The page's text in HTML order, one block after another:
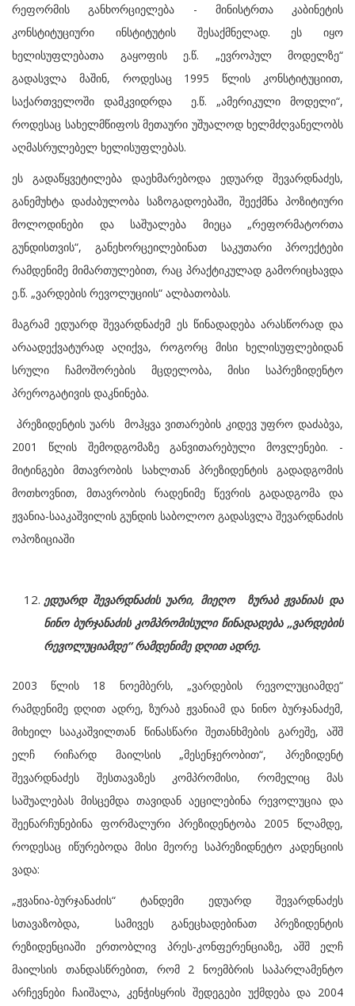
რეფორმის განხორციელება - მინისტრთა კაბინეტის
კონსტიტუციური ინსტიტუტის შესაქმნელად. ეს იყო
ხელისუფლებათა გაყოფის ე.წ. „ევროპულ მოდელზე“
გადასვლა მაშინ, როდესაც 1995 წლის კონსტიტუციით,
საქართველოში დამკვიდრდა ე.წ. „ამერიკული მოდელი“,
როდესაც სახელმწიფოს მეთაური უშუალოდ ხელმძღვანელობს
აღმასრულებელ ხელისუფლებას.
ეს გადაწყვეტილება დაეხმარებოდა ედუარდ შევარდნაძეს,
განემუხტა დაძაბულობა საზოგადოებაში, შეექმნა პოზიტიური
მოლოდინები და საშუალება მიეცა „რეფორმატორთა
გუნდისთვის“, განეხორცეილებინათ საკუთარი პროექტები
რამდენიმე მიმართულებით, რაც პრაქტიკულად გამორიცხავდა
ე.წ. „ვარდების რევოლუციის“ ალბათობას.
მაგრამ ედუარდ შევარდნაძემ ეს წინადადება არასწორად და
არაადექვატურად აღიქვა, როგორც მისი ხელისუფლებიდან
სრული ჩამოშორების მცდელობა, მისი საპრეზიდენტო
პრეროგატივის დაკნინება.
პრეზიდენტის უარს მოჰყვა ვითარების კიდევ უფრო დაძაბვა,
2001 წლის შემოდგომაზე განვითარებული მოვლენები. -
მიტინგები მთავრობის სახლთან პრეზიდენტის გადადგომის
მოთხოვნით, მთავრობის რადენიმე წევრის გადადგომა და
ჟვანია-სააკაშვილის გუნდის საბოლოო გადასვლა შევარდნაძის
ოპოზიციაში
ედუარდ შევარდნაძის უარი, მიეღო ზურაბ ჟვანიას და
ნინო ბურჯანაძის კომპრომისული წინადადება „ვარდების
რევოლუციამდე“ რამდენიმე დღით ადრე.
2003 წლის 18 ნოემბერს, „ვარდების რევოლუციამდე“
რამდენიმე დღით ადრე, ზურაბ ჟვანიამ და ნინო ბურჯანაძემ,
მიხეილ სააკაშვილთან წინასწარი შეთანხმების გარეშე, აშშ
ელჩ რიჩარდ მაილსის „მესენჯერობით“, პრეზიდენტ
შევარდნაძეს შესთავაზეს კომპრომისი, რომელიც მას
საშუალებას მისცემდა თავიდან აეცილებინა რევოლუცია და
შეენარჩუნებინა ფორმალური პრეზიდენტობა 2005 წლამდე,
როდესაც იწურებოდა მისი მეორე საპრეზიდნეტო კადენციის
ვადა:
„ჟვანია-ბურჯანაძის“ ტანდემი ედუარდ შევარდნაძეს
სთავაზობდა, სამივეს განეცხადებინათ პრეზიდენტის
რეზიდენციაში ერთობლივ პრეს-კონფერენციაზე, აშშ ელჩ
მაილსის თანდასწრებით, რომ 2 ნოემბრის საპარლამენტო
არჩევნები ჩაიშალა, კენჭისყრის შედეგები უქმდება და 2004